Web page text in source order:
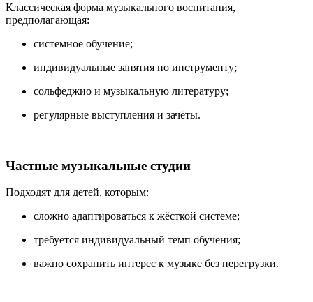
Классическая форма музыкального воспитания,
предполагающая:
системное обучение;
индивидуальные занятия по инструменту;
сольфеджио и музыкальную литературу;
регулярные выступления и зачёты.
Частные музыкальные студии
Подходят для детей, которым:
сложно адаптироваться к жёсткой системе;
требуется индивидуальный темп обучения;
важно сохранить интерес к музыке без перегрузки.